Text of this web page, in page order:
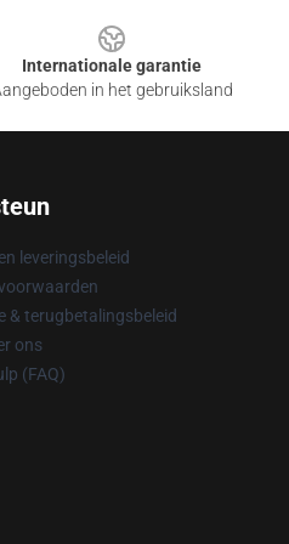
Internationale garantie
in het gebruiksland
leveringsbeleid
& terugbetalingsbeleid
ons
(FAQ)